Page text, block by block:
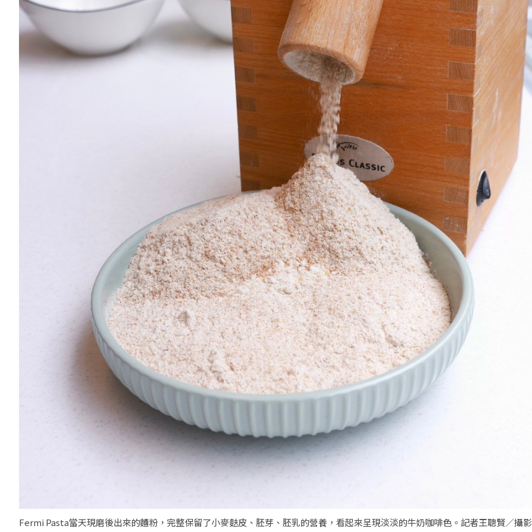
Fermi Pasta當天現磨後出來的麵粉，完整保留了小麥麩皮、胚芽、胚乳的營養，看起來呈現淡淡的牛奶咖啡色。記者王聰賢／攝